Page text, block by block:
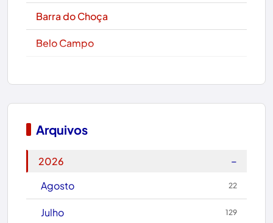
Barra do Choça
Belo Campo
Boquira
Brumado
Arquivos
2026
−
Agosto
22
Julho 129